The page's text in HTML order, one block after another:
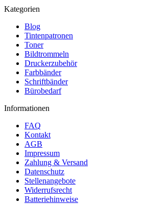
Kategorien
Blog
Tintenpatronen
Toner
Bildtrommeln
Druckerzubehör
Farbbänder
Schriftbänder
Bürobedarf
Informationen
FAQ
Kontakt
AGB
Impressum
Zahlung & Versand
Datenschutz
Stellenangebote
Widerrufsrecht
Batteriehinweise